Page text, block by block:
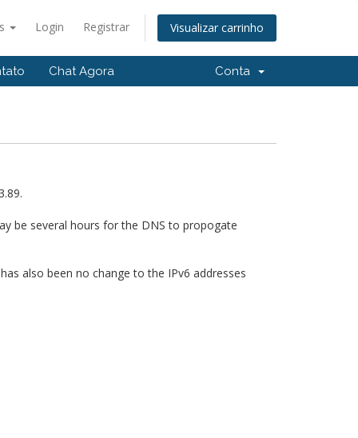
Login Registrar Visualizar carrinho
Chat Agora Conta
be several hours for the DNS to propogate
also been no change to the IPv6 addresses